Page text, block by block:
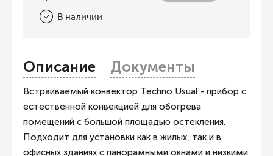
В наличии
Описание Документы
Встраиваемый конвектор Techno Usual - прибор с
естественной конвекцией для обогрева
помещений с большой площадью остекления.
Подходит для установки как в жилых, так и в
офисных зданиях с панорамными окнами и низкими